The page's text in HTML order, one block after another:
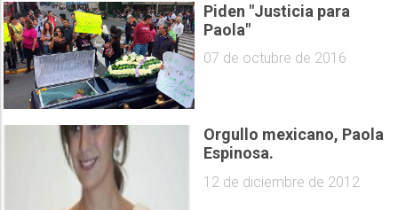
Piden "Justicia para
Paola"
07 de octubre de 2016
Orgullo mexicano, Paola
Espinosa.
12 de diciembre de 2012